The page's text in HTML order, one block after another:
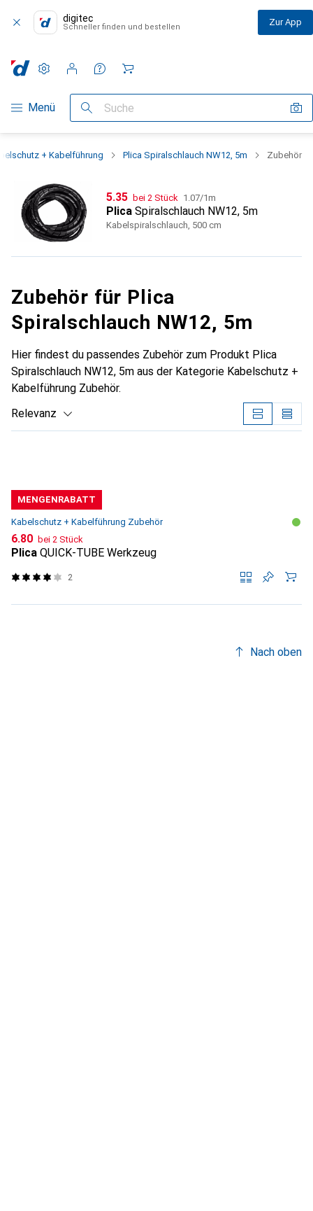
digitec
Schneller finden und bestellen Zur App
Navigation nach Kategorien
Menü Suche
Einstellungen
Kundenkonto
Vergleichslisten
Merklisten
Warenkorb
+ Kabelführung Plica Spiralschlauch NW12, 5m Zubehör
CHF
5.35 bei 2 Stück CHF
1.07/1m
Plica Spiralschlauch NW12, 5m
Kabelspiralschlauch, 500 cm
Zubehör für Plica
Spiralschlauch NW12, 5m
Hier findest du passendes Zubehör zum Produkt Plica
Spiralschlauch NW12, 5m aus der Kategorie Kabelschutz +
Kabelführung Zubehör.
Relevanz
MENGENRABATT
Kabelschutz + Kabelführung Zubehör
CHF
6.80 bei 2 Stück
Plica QUICK-TUBE Werkzeug
2
Nach oben